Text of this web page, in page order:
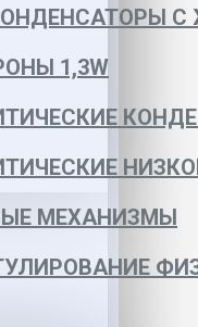
1,3W
МЕХАНИЗМЫ